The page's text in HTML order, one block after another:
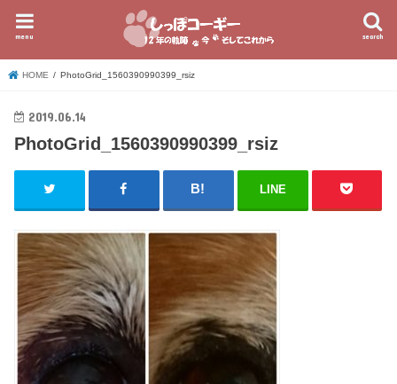
search
menu
HOME PhotoGrid_1560390990399_rsiz
2019.06.14
PhotoGrid_1560390990399_rsiz
LINE